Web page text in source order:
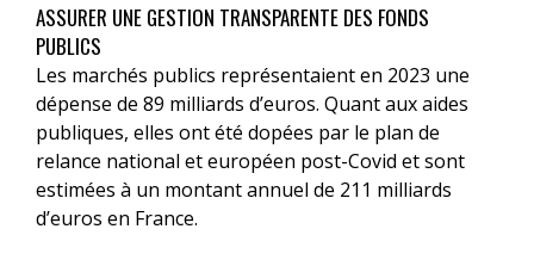
ASSURER UNE GESTION TRANSPARENTE DES FONDS
PUBLICS
Les marchés publics représentaient en 2023 une
dépense de 89 milliards d’euros. Quant aux aides
publiques, elles ont été dopées par le plan de
relance national et européen post-Covid et sont
estimées à un montant annuel de 211 milliards
d’euros en France.